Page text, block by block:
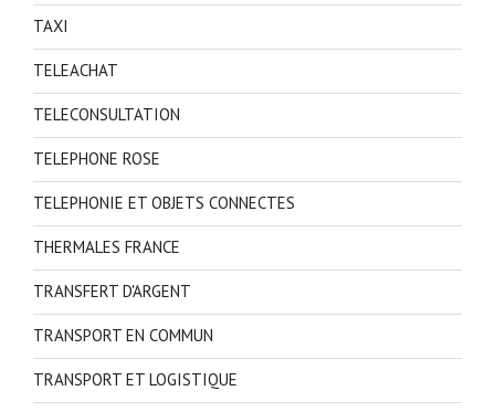
TAXI
TELEACHAT
TELECONSULTATION
TELEPHONE ROSE
TELEPHONIE ET OBJETS CONNECTES
THERMALES FRANCE
TRANSFERT D'ARGENT
TRANSPORT EN COMMUN
TRANSPORT ET LOGISTIQUE